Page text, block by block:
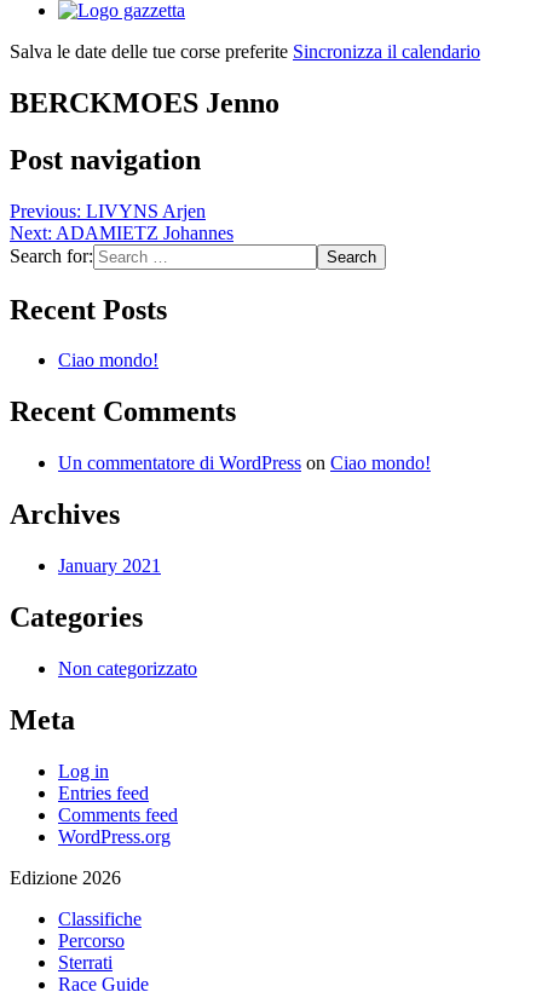
Salva le date delle tue corse preferite Sincronizza il calendario
BERCKMOES Jenno
Post navigation
Previous: LIVYNS Arjen
Next: ADAMIETZ Johannes
Search for:
Recent Posts
Ciao mondo!
Recent Comments
Un commentatore di WordPress on Ciao mondo!
Archives
January 2021
Categories
Non categorizzato
Meta
Log in
Entries feed
Comments feed
WordPress.org
Edizione 2026
Classifiche
Percorso
Sterrati
Race Guide